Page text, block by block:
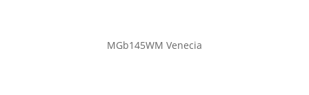
MGb145WM Venecia